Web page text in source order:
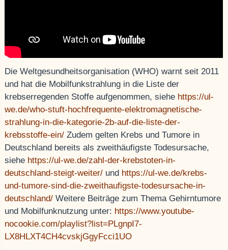
Die Weltgesundheitsorganisation (WHO) warnt seit 2011
und hat die Mobilfunkstrahlung in die Liste der
krebserregenden Stoffe aufgenommen, siehe https://ul-
we.de/who-stuft-hochfrequente-elektromagnetische-
strahlung-in-die-kategorie-2b-auf-die-liste-der-
krebsstoffe-ein/ Zudem gelten Krebs und Tumore in
Deutschland bereits als zweithäufigste Todesursache,
siehe https://ul-we.de/zahl-der-krebstoten-in-
deutschland-steigt-weiter/ und https://ul-we.de/krebs-
und-tumore-sind-die-zweithaufigste-todesursache-in-
deutschland/Weitere Beiträge zum Thema Gehirntumore
und Mobilfunknutzung unter: https://www.youtube-
nocookie.com/playlist?list=PLgnpI7-
LX8HLXT4CH4cvskjGgyFcci1UO